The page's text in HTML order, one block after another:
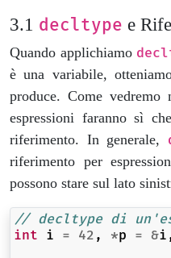
decltype e
Quando applichiamo
è una variabile,
produce. Come vedremo
espressioni faranno sì che
riferimento. In generale,
riferimento per
possono stare sul lato
// decltype di
int i = 42 , *p = &i